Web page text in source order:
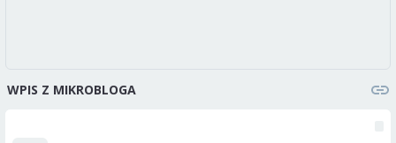
WPIS Z MIKROBLOGA